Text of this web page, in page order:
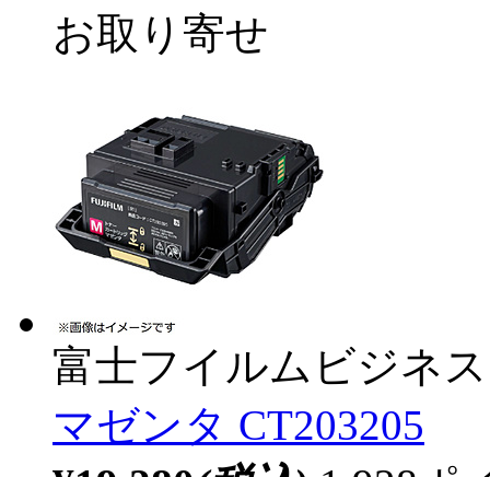
お取り寄せ
富士フイルムビジネ
マゼンタ CT203205